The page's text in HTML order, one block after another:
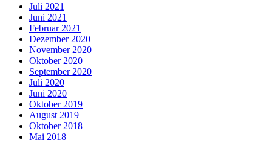
Juli 2021
Juni 2021
Februar 2021
Dezember 2020
November 2020
Oktober 2020
September 2020
Juli 2020
Juni 2020
Oktober 2019
August 2019
Oktober 2018
Mai 2018